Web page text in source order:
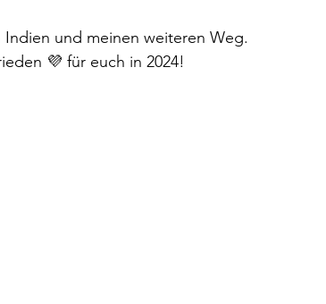
und meinen weiteren Weg.
💜 für euch in 2024!